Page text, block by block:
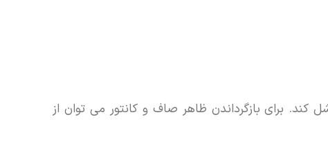
برای بازگرداندن ظاهر صاف و کانتور می توان از